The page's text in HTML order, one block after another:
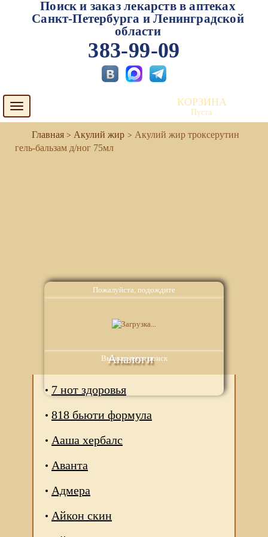
Пожалуйста, подождите
Выполняется поиск
Поиск и заказ лекарств в аптеках
Санкт-Петербурга и Ленинградской
области
383-99-09
Toggle
navigation
КОРЗИНА
Пуста
Акулий жир
Акулий жир троксерутин
гель-бальзам д/ног 75мл
Аналоги
7 нот здоровья
818 бьюти формула
Ааша хербалс
Аванта
Адмера
Айкон скин